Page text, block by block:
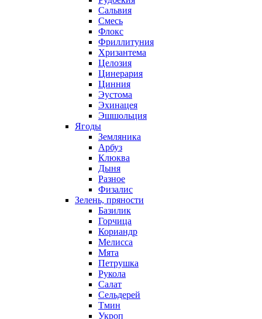
Сальвия
Смесь
Флокс
Фриллитуния
Хризантема
Целозия
Цинерария
Цинния
Эустома
Эхинацея
Эшшольция
Ягоды
Земляника
Арбуз
Клюква
Дыня
Разное
Физалис
Зелень, пряности
Базилик
Горчица
Кориандр
Мелисса
Мята
Петрушка
Рукола
Салат
Сельдерей
Тмин
Укроп